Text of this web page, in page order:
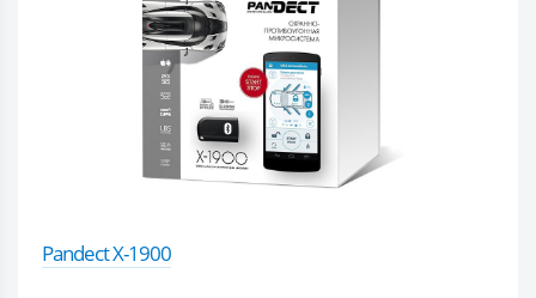
Pandect X-1900